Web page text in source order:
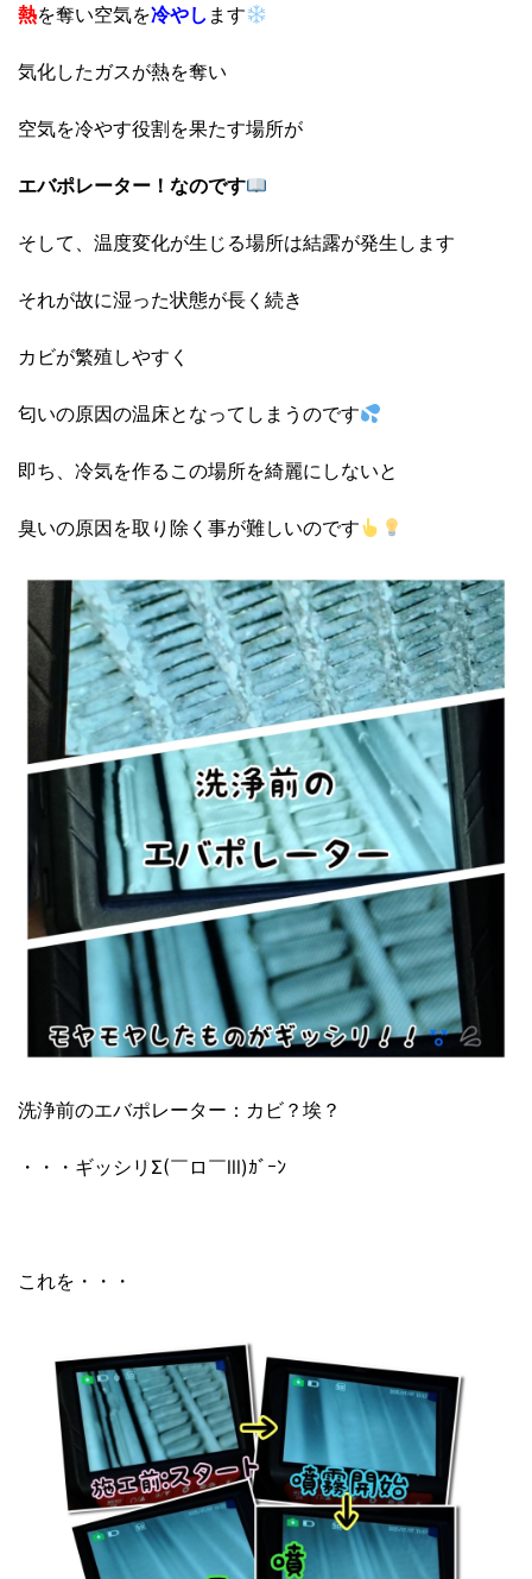
熱を奪い空気を冷やし ます
気化したガスが熱を奪い
空気を冷やす役割を果たす場所が
エバポレーター！なのです
そして、温度変化が生じる場所は結露が発生します
それが故に湿った状態が長く続き
カビが繁殖しやすく
匂いの原因の温床となってしまうのです
即ち、冷気を作るこの場所を綺麗にしないと
臭いの原因を取り除く事が難しいのです
洗浄前のエバポレーター：カビ？埃？
・・・ギッシリΣ(￣ロ￣lll)ｶﾞｰﾝ
これを・・・